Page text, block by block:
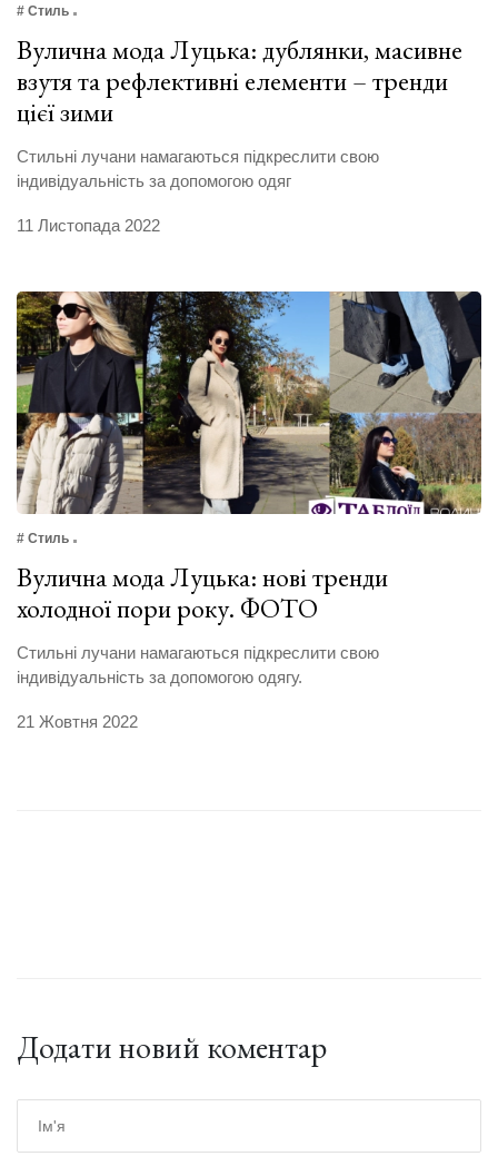
# Стиль
Вулична мода Луцька: дублянки, масивне
взутя та рефлективні елементи – тренди
цієї зими
Стильні лучани намагаються підкреслити свою
індивідуальність за допомогою одяг
11 Листопада 2022
# Стиль
Вулична мода Луцька: нові тренди
холодної пори року. ФОТО
Стильні лучани намагаються підкреслити свою
індивідуальність за допомогою одягу.
21 Жовтня 2022
Додати новий коментар